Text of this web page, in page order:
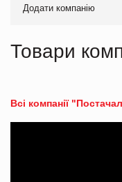
Додати компанію
Товари
Всі компанії